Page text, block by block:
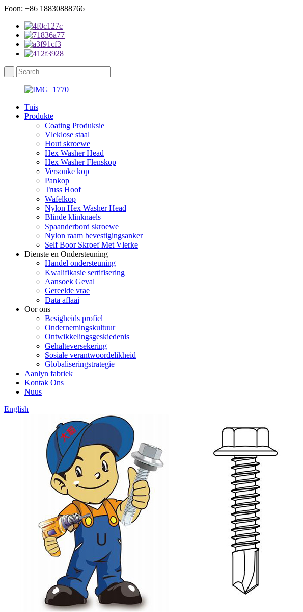
Foon: +86 18830888766
Tuis
Produkte
Coating Produksie
Vleklose staal
Hout skroewe
Hex Washer Head
Hex Washer Flenskop
Versonke kop
Pankop
Truss Hoof
Wafelkop
Nylon Hex Washer Head
Blinde klinknaels
Spaanderbord skroewe
Nylon raam bevestigingsanker
Self Boor Skroef Met Vlerke
Dienste en Ondersteuning
Handel ondersteuning
Kwalifikasie sertifisering
Aansoek Geval
Gereelde vrae
Data aflaai
Oor ons
Besigheids profiel
Ondernemingskultuur
Ontwikkelingsgeskiedenis
Gehalteversekering
Sosiale verantwoordelikheid
Globaliseringstrategie
Aanlyn fabriek
Kontak Ons
Nuus
English